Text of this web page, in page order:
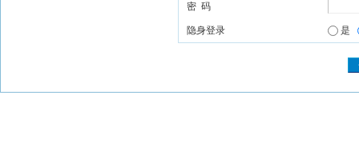
密 码
隐身登录 是